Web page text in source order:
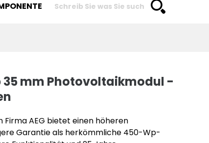
35 mm Photovoltaikmodul -
Firma AEG bietet einen höheren
Garantie als herkömmliche 450-Wp-